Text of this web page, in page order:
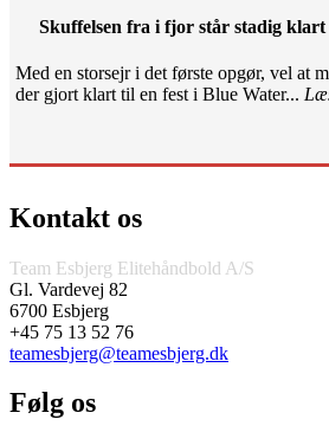
Skuffelsen fra i fjor står stadig klart
Med en storsejr i det første opgør, vel at
der gjort klart til en fest i Blue Water...
Kontakt os
Team Esbjerg Elitehåndbold A/S
Gl. Vardevej 82
6700 Esbjerg
+45 75 13 52 76
teamesbjerg@teamesbjerg.dk
Følg os